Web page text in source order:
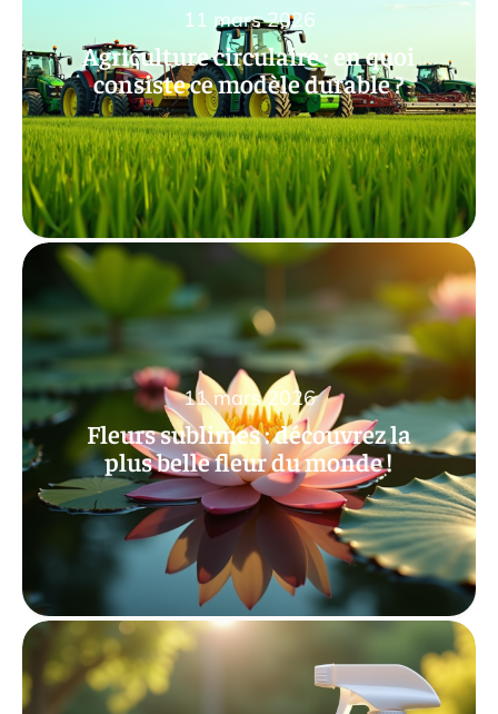
Agriculture circulaire : en quoi
consiste ce modèle durable ?
11 mars 2026
Fleurs sublimes : découvrez la
plus belle fleur du monde !
11 mars 2026